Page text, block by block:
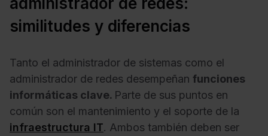
similitudes y diferencias
Tanto el administrador de sistemas como el
administrador de redes desempeñan funciones
informáticas clave. Parte de sus puntos en
común son el mantenimiento y el soporte de la
infraestructura IT. Ambos también deben ser